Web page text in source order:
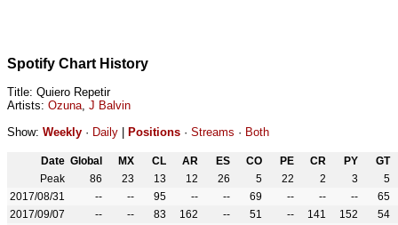
Spotify Chart History
Title: Quiero Repetir
Artists: Ozuna, J Balvin
Show: Weekly · Daily Positions · Streams · Both
Date Global MX CL AR ES CO PE CR PY
GT
Peak
86 23 13 12 26 5 22 2 3
5
2017/08/31
-- -- 95 -- -- 69 -- -- --
65
2017/09/07
-- -- 83 162 -- 51 -- 141 152
54